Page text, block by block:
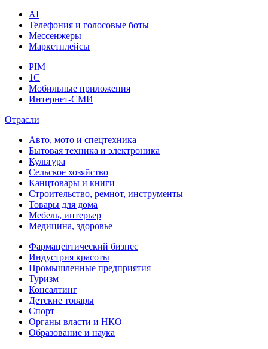
AI
Телефония и голосовые боты
Мессенжеры
Маркетплейсы
PIM
1C
Мобильные приложения
Интернет-СМИ
Отрасли
Авто, мото и спецтехника
Бытовая техника и электроника
Культура
Сельское хозяйство
Канцтовары и книги
Строительство, ремнот, инструменты
Товары для дома
Мебель, интерьер
Медицина, здоровье
Фармацевтический бизнес
Индустрия красоты
Промышленные предприятия
Туризм
Консалтинг
Детские товары
Спорт
Органы власти и НКО
Образование и наука